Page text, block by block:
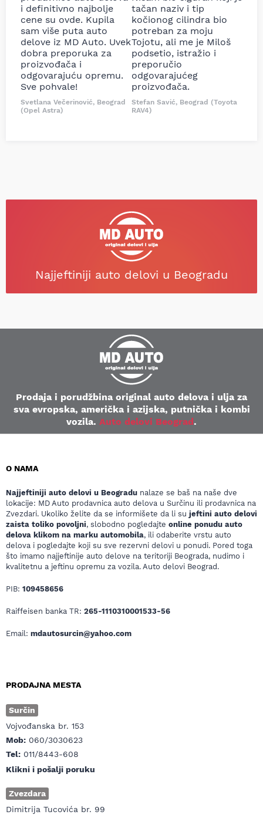
i definitivno najbolje
cene su ovde. Kupila
sam više puta auto
delove iz MD Auto. Uvek
dobra preporuka za
proizvođača i
odgovarajuću opremu.
Sve pohvale!
Svetlana Večerinović, Beograd
(Opel Astra)
tačan naziv i tip
kočionog cilindra bio
potreban za moju
Tojotu, ali me je Miloš
podsetio, istražio i
preporučio
odgovarajućeg
proizvođača.
Stefan Savić, Beograd (Toyota
RAV4)
Najjeftiniji auto delovi u Beogradu
Prodaja i porudžbina original auto delova i ulja za
sva evropska, američka i azijska, putnička i kombi
vozila. Auto delovi Beograd.
O NAMA
Najjeftiniji auto delovi u Beogradu nalaze se baš na naše dve
lokacije: MD Auto prodavnica auto delova u Surčinu ili prodavnica na
Zvezdari. Ukoliko želite da se informišete da li su jeftini auto delovi
zaista toliko povoljni, slobodno pogledajte online ponudu auto
delova klikom na marku automobila, ili odaberite vrstu auto
delova i pogledajte koji su sve rezervni delovi u ponudi. Pored toga
što imamo najjeftinije auto delove na teritoriji Beograda, nudimo i
kvalitetnu a jeftinu opremu za vozila. Auto delovi Beograd.
PIB: 109458656
Raiffeisen banka TR: 265-1110310001533-56
Email: mdautosurcin@yahoo.com
PRODAJNA MESTA
Surčin
Vojvođanska br. 153
Mob: 060/3030623
Tel: 011/8443-608
Klikni i pošalji poruku
Zvezdara
Dimitrija Tucovića br. 99